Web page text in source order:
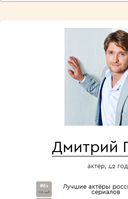
Дмитрий
актёр, 42
#61
из 446
Лучшие актёры
сериалов